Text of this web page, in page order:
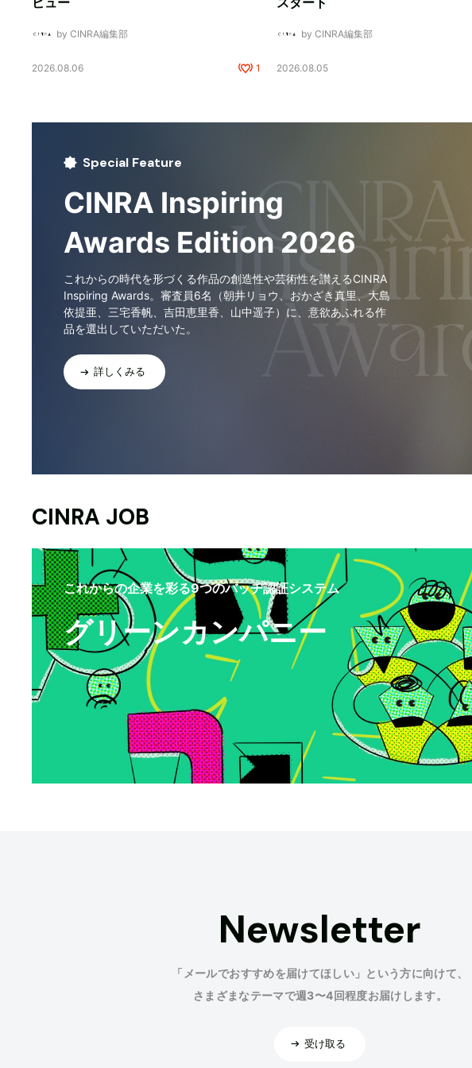
by CINRA編集部
2026.08.06 1
by CINRA編集部
2026.08.05
Special Feature
CINRA Inspiring
Awards Edition 2026
これからの時代を形づくる作品の創造性や芸術性を讃えるCINRA
Inspiring Awards。審査員6名（朝井リョウ、おかざき真里、大島
依提亜、三宅香帆、吉田恵里香、山中遥子）に、意欲あふれる作
品を選出していただいた。
詳しくみる
CINRA JOB
これからの企業を彩る9つのバッヂ認証システム
グリーンカンパニー
Newsletter
「メールでおすすめを届けてほしい」という方に向けて、
さまざまなテーマで週3〜4回程度お届けします。
受け取る